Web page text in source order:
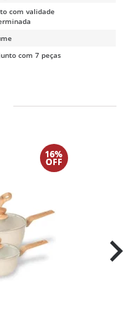
com validade
com 7 peças
16%
OFF